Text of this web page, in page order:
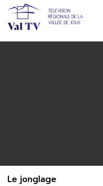
TÉLÉVISION
RÉGIONALE DE LA
VALLÉE DE JOUX
Le jonglage